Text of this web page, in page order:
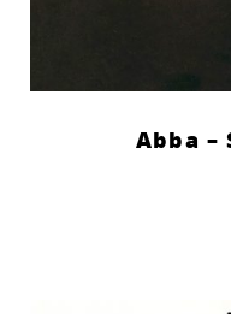
Abba –